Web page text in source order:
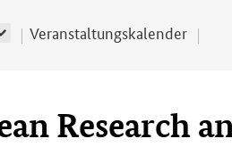
Veranstaltungskalender
Research